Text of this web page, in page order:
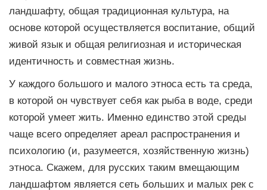
ландшафту, общая традиционная культура, на
основе которой осуществляется воспитание, общий
живой язык и общая религиозная и историческая
идентичность и совместная жизнь.
У каждого большого и малого этноса есть та среда,
в которой он чувствует себя как рыба в воде, среди
которой умеет жить. Именно единство этой среды
чаще всего определяет ареал распространения и
психологию (и, разумеется, хозяйственную жизнь)
этноса. Скажем, для русских таким вмещающим
ландшафтом является сеть больших и малых рек с